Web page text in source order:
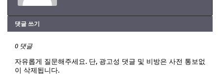
댓글 쓰기
0 댓글
자유롭게 질문해주세요. 단, 광고성 댓글 및 비방은 사전 통보없
이 삭제됩니다.